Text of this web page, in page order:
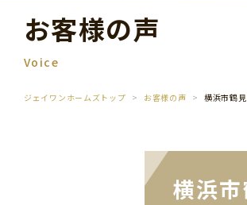
お客様の声
Voice
ジェイワンホームズトップ お客様の声 横浜市鶴
横浜